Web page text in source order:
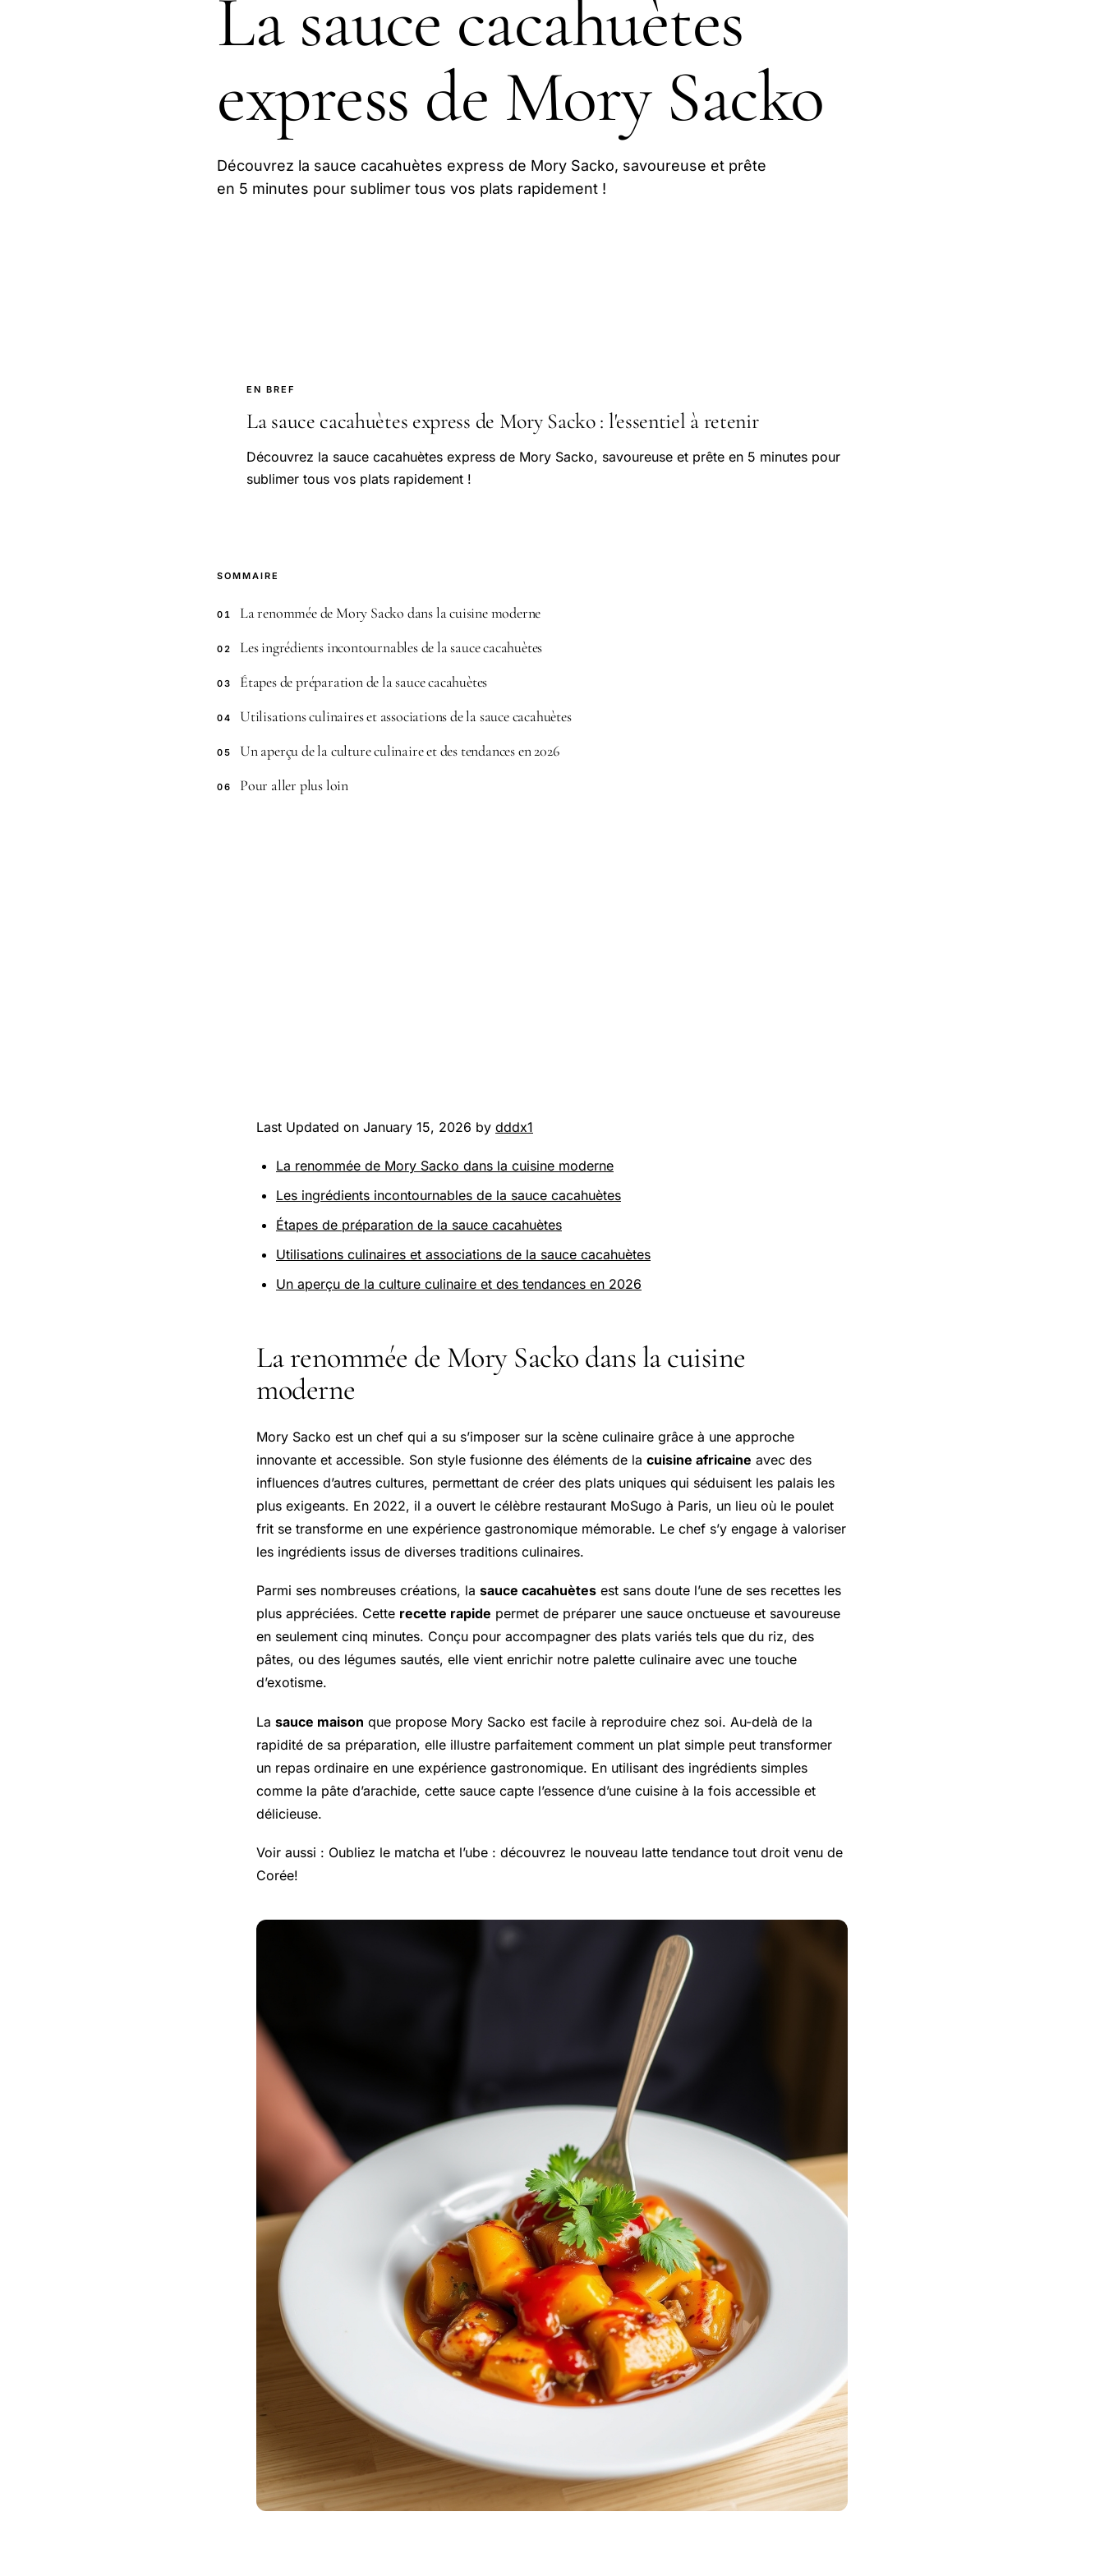
La sauce cacahuètes
express de Mory Sacko
Découvrez la sauce cacahuètes express de Mory Sacko, savoureuse et prête
en 5 minutes pour sublimer tous vos plats rapidement !
EN BREF
La sauce cacahuètes express de Mory Sacko : l'essentiel à retenir
Découvrez la sauce cacahuètes express de Mory Sacko, savoureuse et prête en 5 minutes pour
sublimer tous vos plats rapidement !
SOMMAIRE
01 La renommée de Mory Sacko dans la cuisine moderne
02 Les ingrédients incontournables de la sauce cacahuètes
03 Étapes de préparation de la sauce cacahuètes
04 Utilisations culinaires et associations de la sauce cacahuètes
05 Un aperçu de la culture culinaire et des tendances en 2026
06 Pour aller plus loin
Last Updated on January 15, 2026 by dddx1
La renommée de Mory Sacko dans la cuisine moderne
Les ingrédients incontournables de la sauce cacahuètes
Étapes de préparation de la sauce cacahuètes
Utilisations culinaires et associations de la sauce cacahuètes
Un aperçu de la culture culinaire et des tendances en 2026
La renommée de Mory Sacko dans la cuisine
moderne
Mory Sacko est un chef qui a su s’imposer sur la scène culinaire grâce à une approche
innovante et accessible. Son style fusionne des éléments de la cuisine africaine avec des
influences d’autres cultures, permettant de créer des plats uniques qui séduisent les palais les
plus exigeants. En 2022, il a ouvert le célèbre restaurant MoSugo à Paris, un lieu où le poulet
frit se transforme en une expérience gastronomique mémorable. Le chef s’y engage à valoriser
les ingrédients issus de diverses traditions culinaires.
Parmi ses nombreuses créations, la sauce cacahuètes est sans doute l’une de ses recettes les
plus appréciées. Cette recette rapide permet de préparer une sauce onctueuse et savoureuse
en seulement cinq minutes. Conçu pour accompagner des plats variés tels que du riz, des
pâtes, ou des légumes sautés, elle vient enrichir notre palette culinaire avec une touche
d’exotisme.
La sauce maison que propose Mory Sacko est facile à reproduire chez soi. Au-delà de la
rapidité de sa préparation, elle illustre parfaitement comment un plat simple peut transformer
un repas ordinaire en une expérience gastronomique. En utilisant des ingrédients simples
comme la pâte d’arachide, cette sauce capte l’essence d’une cuisine à la fois accessible et
délicieuse.
Voir aussi : Oubliez le matcha et l’ube : découvrez le nouveau latte tendance tout droit venu de
Corée!